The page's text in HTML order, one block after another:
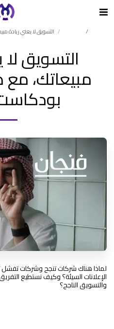
التسويق لا يعني زيادة
التسويق
مبيعاتك،
لماذا هناك شركات تنجح وشركات
الإعلانات السيئة؟ وكيف نستطيع
والتسويق الناجح؟